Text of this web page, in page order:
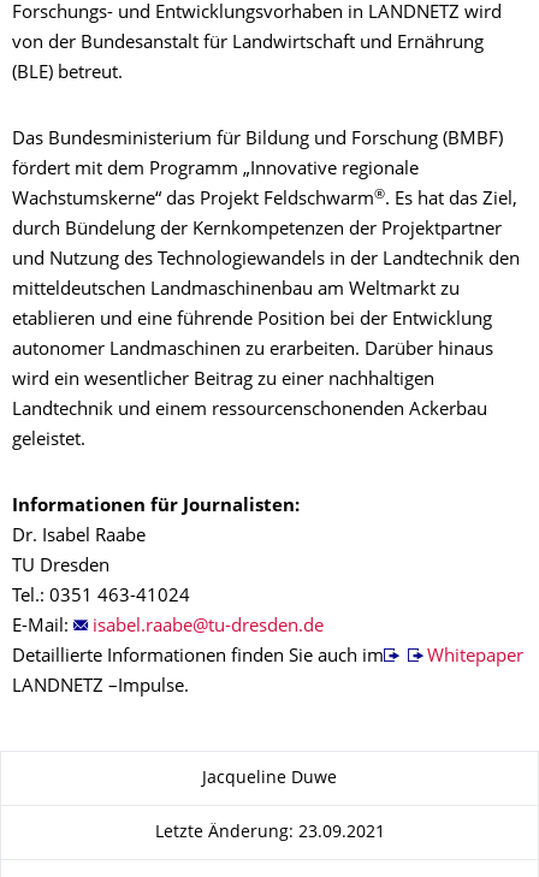
Forschungs- und Entwicklungsvorhaben in LANDNETZ wird
von der Bundesanstalt für Landwirtschaft und Ernährung
(BLE) betreut.
Das Bundesministerium für Bildung und Forschung (BMBF)
fördert mit dem Programm „Innovative regionale
Wachstumskerne“ das Projekt Feldschwarm®. Es hat das Ziel,
durch Bündelung der Kernkompetenzen der Projektpartner
und Nutzung des Technologiewandels in der Landtechnik den
mitteldeutschen Landmaschinenbau am Weltmarkt zu
etablieren und eine führende Position bei der Entwicklung
autonomer Landmaschinen zu erarbeiten. Darüber hinaus
wird ein wesentlicher Beitrag zu einer nachhaltigen
Landtechnik und einem ressourcenschonenden Ackerbau
geleistet.
Informationen für Journalisten:
Dr. Isabel Raabe
TU Dresden
Tel.: 0351 463-41024
E-Mail:
Detaillierte Informationen finden Sie auch im
Whitepaper
LANDNETZ –Impulse.
Jacqueline Duwe
Letzte Änderung: 23.09.2021